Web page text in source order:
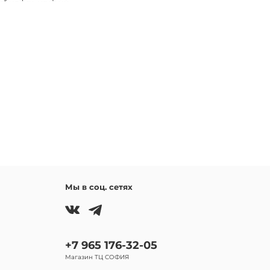
Мы в соц. сетях
+7 965 176-32-05
Магазин ТЦ СОФИЯ